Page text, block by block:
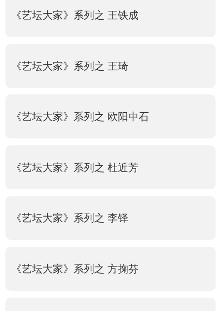
《艺坛大家》系列之 王铁成
《艺坛大家》系列之 王琦
《艺坛大家》系列之 欧阳中石
《艺坛大家》系列之 杜近芳
《艺坛大家》系列之 李铎
《艺坛大家》系列之 方掬芬